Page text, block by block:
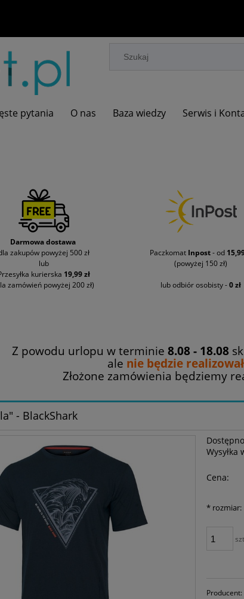
pytania O nas Baza wiedzy Serwis i
Darmowa dostawa
zakupów powyżej 500 zł
lub
kurierska 19,99 zł
zamówień powyżej 200 zł)
PaczkomatInpost- od
(powyżej 150 zł)
lub odbiór osobisty -0 zł
Z powodu urlopu w terminie 8.08 - 18.08
ale nie będzie
Złożone zamówienia będziemy
- BlackShark
Wysyłka
Cena:
* rozmiar:
Producent: